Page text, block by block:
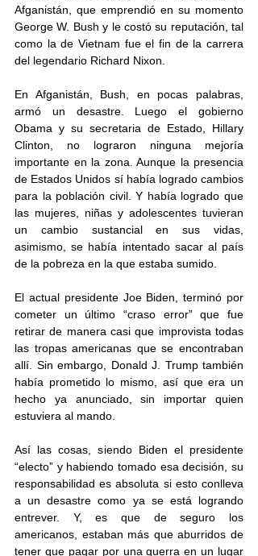
Afganistán, que emprendió en su momento
George W. Bush y le costó su reputación, tal
como la de Vietnam fue el fin de la carrera
del legendario Richard Nixon.
En Afganistán, Bush, en pocas palabras,
armó un desastre. Luego el gobierno
Obama y su secretaria de Estado, Hillary
Clinton, no lograron ninguna mejoría
importante en la zona. Aunque la presencia
de Estados Unidos sí había logrado cambios
para la población civil. Y había logrado que
las mujeres, niñas y adolescentes tuvieran
un cambio sustancial en sus vidas,
asimismo, se había intentado sacar al país
de la pobreza en la que estaba sumido.
El actual presidente Joe Biden, terminó por
cometer un último “craso error” que fue
retirar de manera casi que improvista todas
las tropas americanas que se encontraban
allí. Sin embargo, Donald J. Trump también
había prometido lo mismo, así que era un
hecho ya anunciado, sin importar quien
estuviera al mando.
Así las cosas, siendo Biden el presidente
“electo” y habiendo tomado esa decisión, su
responsabilidad es absoluta si esto conlleva
a un desastre como ya se está logrando
entrever. Y, es que de seguro los
americanos, estaban más que aburridos de
tener que pagar por una guerra en un lugar